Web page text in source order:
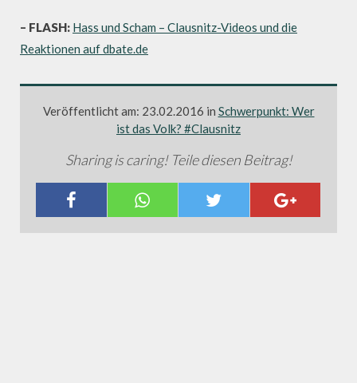
– FLASH: Hass und Scham – Clausnitz-Videos und die
Reaktionen auf dbate.de
Veröffentlicht am: 23.02.2016 in Schwerpunkt: Wer
ist das Volk? #Clausnitz
Sharing is caring! Teile diesen Beitrag!